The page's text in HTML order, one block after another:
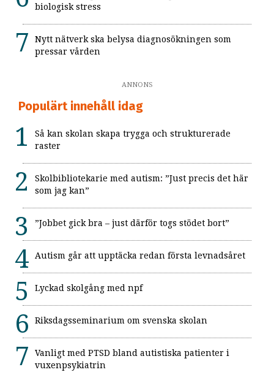
biologisk stress
Nytt nätverk ska belysa diagnosökningen som
pressar vården
ANNONS
Populärt innehåll idag
Så kan skolan skapa trygga och strukturerade
raster
Skolbibliotekarie med autism: ”Just precis det här
som jag kan”
”Jobbet gick bra – just därför togs stödet bort”
Autism går att upptäcka redan första levnadsåret
Lyckad skolgång med npf
Riksdagsseminarium om svenska skolan
Vanligt med PTSD bland autistiska patienter i
vuxenpsykiatrin